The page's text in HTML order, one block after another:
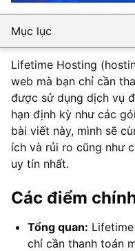
Mục lục
Lifetime Hosting
web mà bạn chỉ cần
được sử dụng dịch vụ
hạn định kỳ như các
bài viết này, mình sẽ
ích và rủi ro cũng như
uy tín nhất.
Các điểm
Tổng quan:
chỉ cần thanh toán